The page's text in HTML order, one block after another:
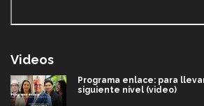
Videos
Programa enlace: para
siguiente nivel (video)